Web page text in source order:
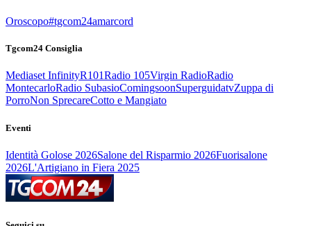
Oroscopo#tgcom24amarcord
Tgcom24 Consiglia
Mediaset InfinityR101Radio 105Virgin RadioRadio
MontecarloRadio SubasioComingsoonSuperguidatvZuppa di
PorroNon SprecareCotto e Mangiato
Eventi
Identità Golose 2026Salone del Risparmio 2026Fuorisalone
2026L'Artigiano in Fiera 2025